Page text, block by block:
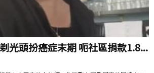
光頭扮癌症末期 呃社區捐款1.8...